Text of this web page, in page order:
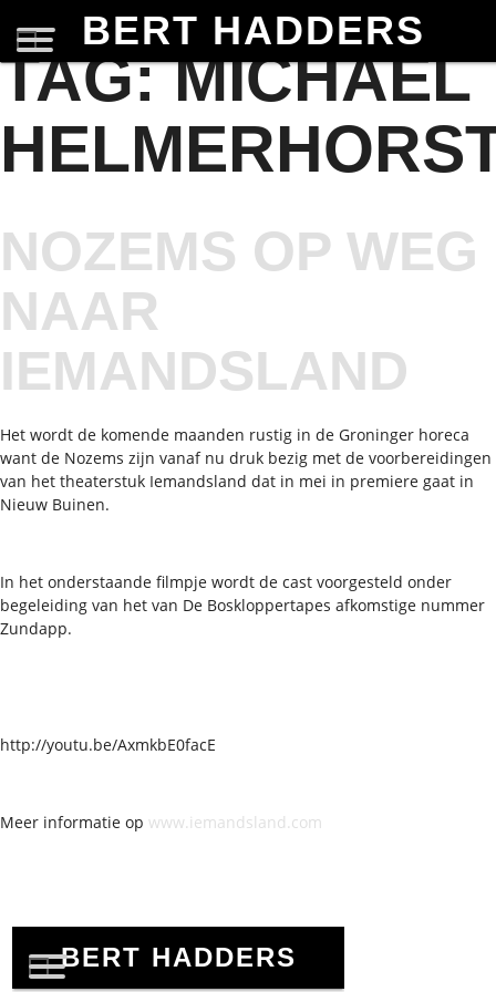
BERT HADDERS
TAG:MICHAEL
NOZEMS OP WEG
NAAR
IEMANDSLAND
Het wordt de komende maanden rustig in de Groninger horeca
want de Nozems zijn vanaf nu druk bezig met de voorbereidingen
van het theaterstuk Iemandsland dat in mei in premiere gaat in
Nieuw Buinen.
In het onderstaande filmpje wordt de cast voorgesteld onder
begeleiding van het van De Boskloppertapes afkomstige nummer
Zundapp.
http://youtu.be/AxmkbE0facE
Meer informatie op www.iemandsland.com